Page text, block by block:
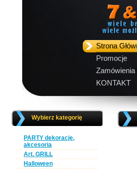
Strona
Promocje
Zamówienia
KONTAKT
Wybierz kategorię
PARTY dekoracje,
akcesoria
Art. GRILL
Halloween